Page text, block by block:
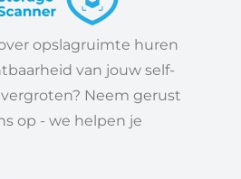
opslagruimte huren
van jouw self-
Neem gerust
op - we helpen je